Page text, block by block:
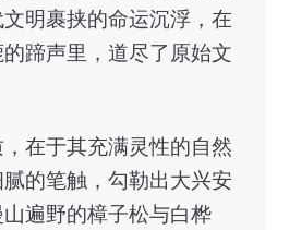
明裹挟的命运沉浮，在
蹄声里，道尽了原始文
在于其充满灵性的自然
的笔触，勾勒出大兴安
遍野的樟子松与白桦